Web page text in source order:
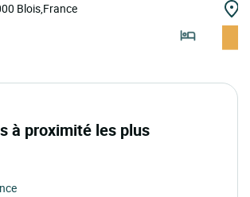
Blois,France
à proximité les plus